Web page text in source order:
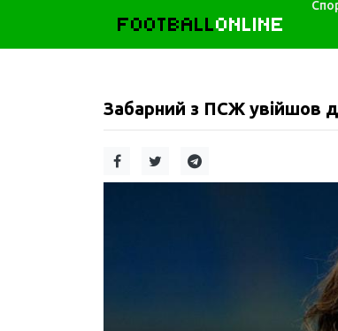
FOOTBALLONLINE
Забарний з ПСЖ увійшов